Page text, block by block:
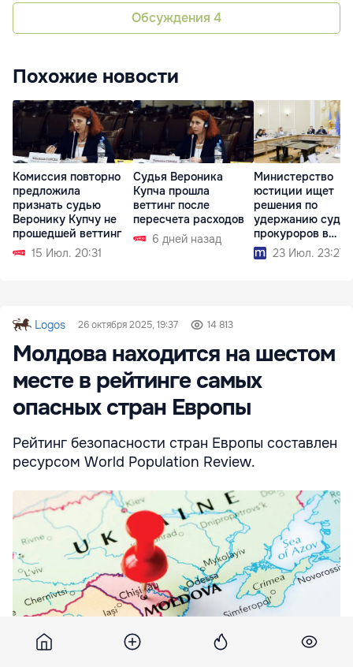
Обсуждения 4
Похожие новости
Комиссия повторно
предложила
признать судью
Веронику Купчу не
прошедшей веттинг
15 Июл. 20:31
Судья Вероника
Купча прошла
веттинг после
пересчета расходов
6 дней назад
Министерство
юстиции ищет
решения по
удержанию
прокуроров в
системе
23 Июл. 23:27
Logos 26 октября 2025, 19:37 14 813
Молдова находится на шестом
месте в рейтинге самых
опасных стран Европы
Рейтинг безопасности стран Европы составлен
ресурсом World Population Review.